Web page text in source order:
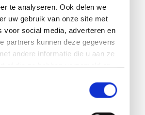
te analyseren. Ook delen we
uw gebruik van onze site met
voor social media, adverteren en
partners kunnen deze gegevens
andere informatie die u aan ze